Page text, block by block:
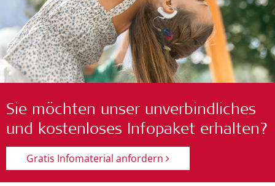
Sie möchten unser unverbindliches
und kostenloses Infopaket erhalten?
Gratis Infomaterial anfordern